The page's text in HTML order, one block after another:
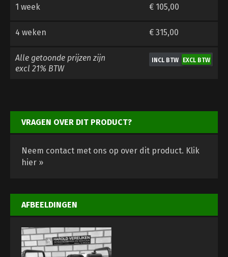
1 week € 105,00
4 weken € 315,00
Alle getoonde prijzen zijn
excl 21% BTW
VRAGEN OVER DIT PRODUCT?
Neem contact met ons op over dit product. Klik
hier »
AFBEELDINGEN